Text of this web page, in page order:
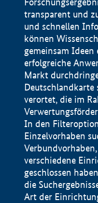
transparent und
und schnellen
können
gemeinsam
erfolgreiche
Markt
verortet, die im
In den
Einzelvorhaben
verschiedene
geschlossen
die
Art der